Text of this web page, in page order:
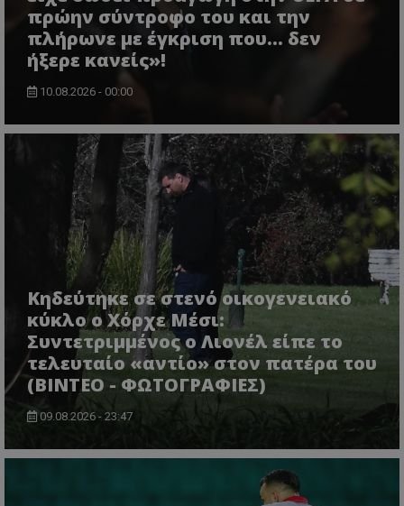
πρώην σύντροφο του και την
πλήρωνε με έγκριση που... δεν
ήξερε κανείς»!
10.08.2026 - 00:00
Κηδεύτηκε σε στενό οικογενειακό
κύκλο ο Χόρχε Μέσι:
Συντετριμμένος ο Λιονέλ είπε το
τελευταίο «αντίο» στον πατέρα του
(ΒΙΝΤΕΟ - ΦΩΤΟΓΡΑΦΙΕΣ)
09.08.2026 - 23:47